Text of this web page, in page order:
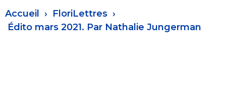
Fil
d'Ariane
Accueil
FloriLettres
Édito mars 2021. Par Nathalie Jungerman